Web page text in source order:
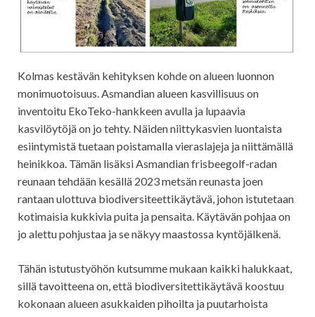
Kolmas kestävän kehityksen kohde on alueen luonnon
monimuotoisuus. Asmandian alueen kasvillisuus on
inventoitu EkoTeko-hankkeen avulla ja lupaavia
kasvilöytöjä on jo tehty. Näiden niittykasvien luontaista
esiintymistä tuetaan poistamalla vieraslajeja ja niittämällä
heinikkoa. Tämän lisäksi Asmandian frisbeegolf-radan
reunaan tehdään kesällä 2023 metsän reunasta joen
rantaan ulottuva biodiversiteettikäytävä, johon istutetaan
kotimaisia kukkivia puita ja pensaita. Käytävän pohjaa on
jo alettu pohjustaa ja se näkyy maastossa kyntöjälkenä.
Tähän istutustyöhön kutsumme mukaan kaikki halukkaat,
sillä tavoitteena on, että biodiversitettikäytävä koostuu
kokonaan alueen asukkaiden pihoilta ja puutarhoista